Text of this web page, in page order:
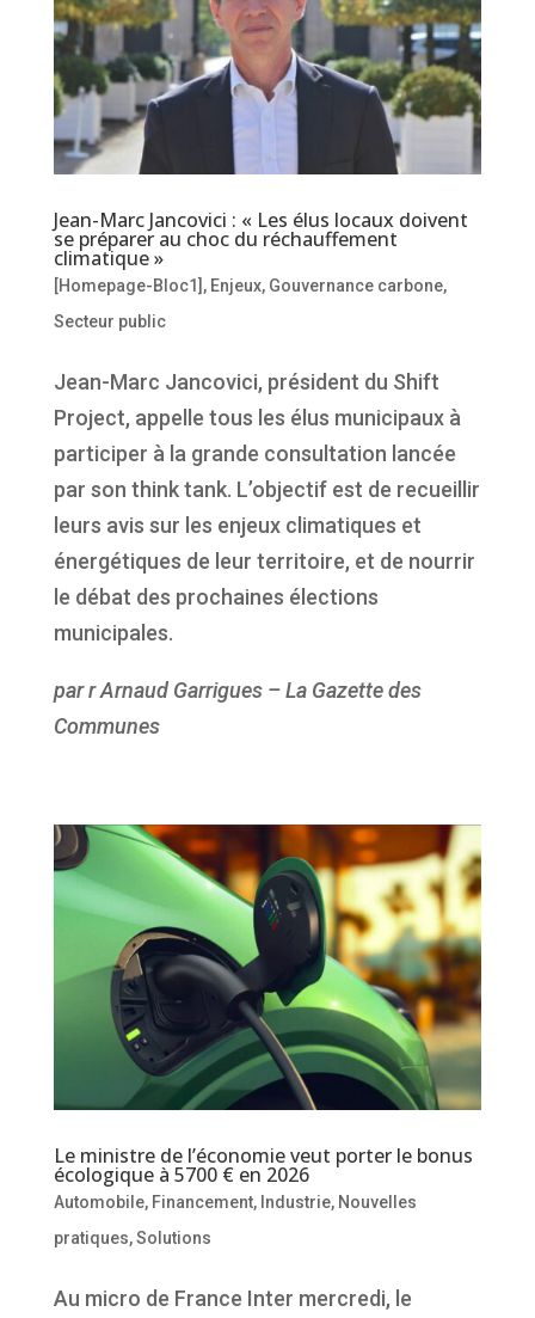
Jean-Marc Jancovici : « Les élus locaux doivent
se préparer au choc du réchauffement
climatique »
[Homepage-Bloc1] , Enjeux, Gouvernance carbone,
Secteur public
Jean-Marc Jancovici, président du Shift
Project, appelle tous les élus municipaux à
participer à la grande consultation lancée
par son think tank. L’objectif est de recueillir
leurs avis sur les enjeux climatiques et
énergétiques de leur territoire, et de nourrir
le débat des prochaines élections
municipales.
par r Arnaud Garrigues – La Gazette des
Communes
Le ministre de l’économie veut porter le bonus
écologique à 5700 € en 2026
Automobile, Financement, Industrie, Nouvelles
pratiques,Solutions
Au micro de France Inter mercredi, le